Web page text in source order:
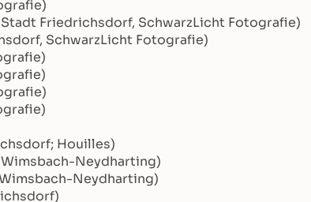
Friedrichsdorf, SchwarzLicht Fotografie)
SchwarzLicht Fotografie)
Houilles)
Neydharting)
Neydharting)